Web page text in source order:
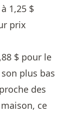
1,25 $
prix
$ pour le
plus bas
des
ce